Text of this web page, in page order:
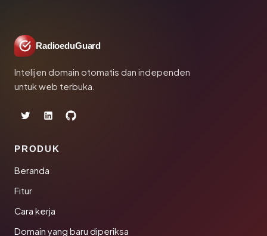
RadioeduGuard
Intelijen domain otomatis dan independen
untuk web terbuka.
PRODUK
Beranda
Fitur
Cara kerja
Domain yang baru diperiksa